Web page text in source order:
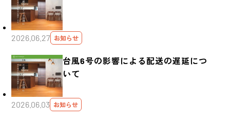
2026.06.27 お知らせ
台風6号の影響による配送の遅延につ
いて
2026.06.03 お知らせ